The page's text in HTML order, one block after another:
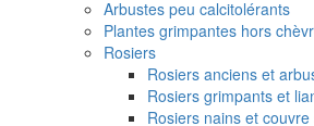
Arbustes peu calcitolérants
Plantes grimpantes hors
Rosiers
Rosiers anciens et
Rosiers grimpants et
Rosiers nains et couvre